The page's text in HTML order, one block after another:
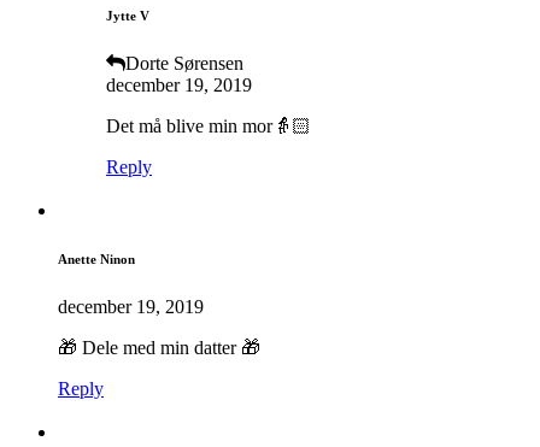
Jytte V
Dorte Sørensen
december 19, 2019
Det må blive min mor👵🏻
Reply
Anette Ninon
december 19, 2019
🎁 Dele med min datter 🎁
Reply